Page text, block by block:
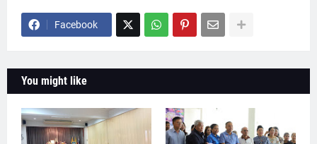
Facebook
You might like